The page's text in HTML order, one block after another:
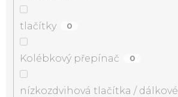
tlačítky 0
Kolébkový přepínač 0
nízkozdvihová tlačítka / dálkové